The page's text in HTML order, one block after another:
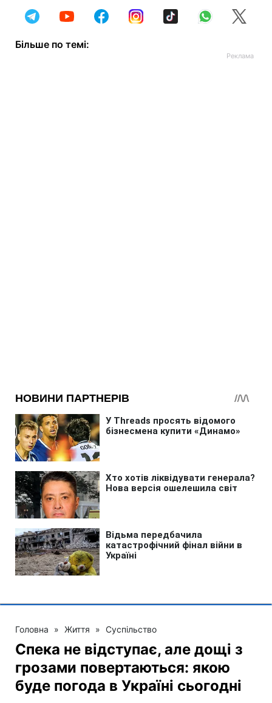
Більше по темі:
Головна » Життя » Суспільство
Спека не відступає, але дощі з
грозами повертаються: якою
буде погода в Україні сьогодні